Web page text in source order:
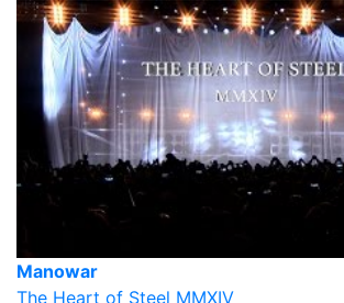
Manowar
The Heart of Steel MMXIV